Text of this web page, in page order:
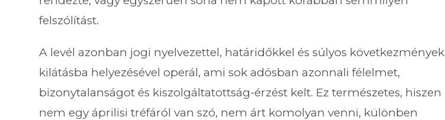
felszólítást.
A levél azonban jogi nyelvezettel, határidőkkel és súlyos következmények
kilátásba helyezésével operál, ami sok adósban azonnali félelmet,
bizonytalanságot és kiszolgáltatottság-érzést kelt. Ez természetes, hiszen
nem egy áprilisi tréfáról van szó, nem árt komolyan venni, különben